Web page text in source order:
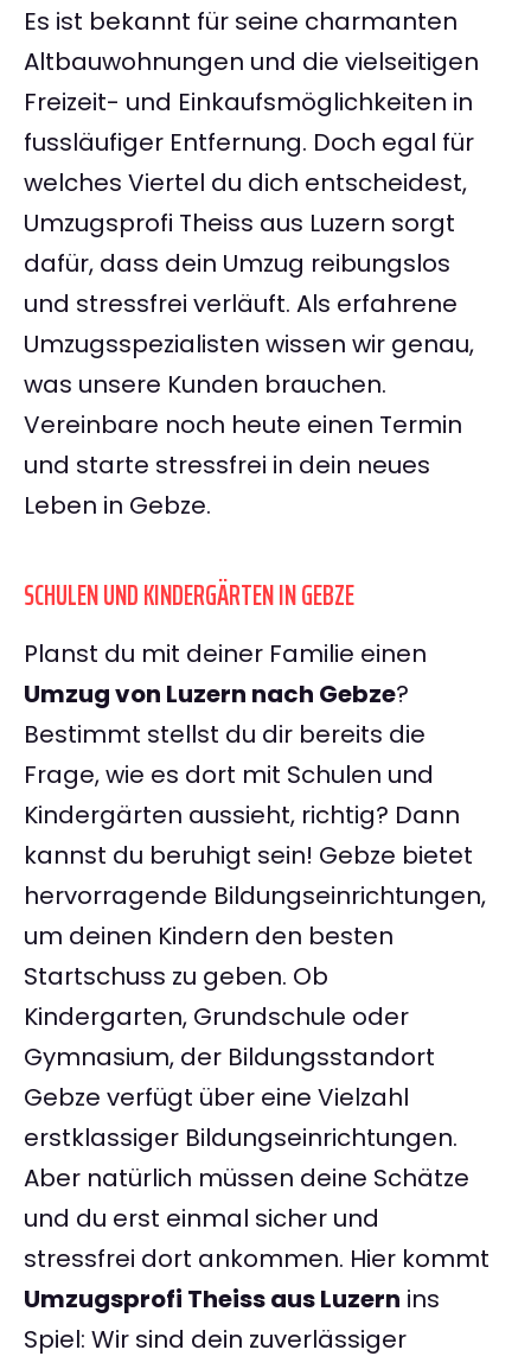
Es ist bekannt für seine charmanten
Altbauwohnungen und die vielseitigen
Freizeit- und Einkaufsmöglichkeiten in
fussläufiger Entfernung. Doch egal für
welches Viertel du dich entscheidest,
Umzugsprofi Theiss aus Luzern sorgt
dafür, dass dein Umzug reibungslos
und stressfrei verläuft. Als erfahrene
Umzugsspezialisten wissen wir genau,
was unsere Kunden brauchen.
Vereinbare noch heute einen Termin
und starte stressfrei in dein neues
Leben in Gebze.
SCHULEN UND KINDERGÄRTEN IN GEBZE
Planst du mit deiner Familie einen
Umzug von Luzern nach Gebze?
Bestimmt stellst du dir bereits die
Frage, wie es dort mit Schulen und
Kindergärten aussieht, richtig? Dann
kannst du beruhigt sein! Gebze bietet
hervorragende Bildungseinrichtungen,
um deinen Kindern den besten
Startschuss zu geben. Ob
Kindergarten, Grundschule oder
Gymnasium, der Bildungsstandort
Gebze verfügt über eine Vielzahl
erstklassiger Bildungseinrichtungen.
Aber natürlich müssen deine Schätze
und du erst einmal sicher und
stressfrei dort ankommen. Hier kommt
Umzugsprofi Theiss aus Luzern ins
Spiel: Wir sind dein zuverlässiger